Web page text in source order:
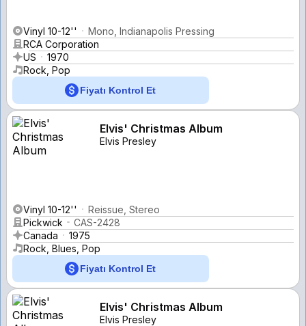
Vinyl 10-12''
Mono, Indianapolis Pressing
RCA Corporation
US
1970
Rock, Pop
Fiyatı Kontrol Et
Elvis' Christmas Album
Elvis Presley
Vinyl 10-12''
Reissue, Stereo
Pickwick
CAS-2428
Canada
1975
Rock, Blues, Pop
Fiyatı Kontrol Et
Elvis' Christmas Album
Elvis Presley